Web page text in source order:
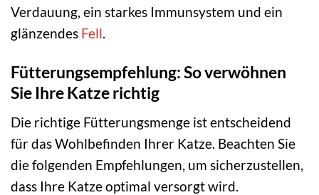
Verdauung, ein starkes Immunsystem und ein
glänzendes Fell.
Fütterungsempfehlung: So verwöhnen
Sie Ihre Katze richtig
Die richtige Fütterungsmenge ist entscheidend
für das Wohlbefinden Ihrer Katze. Beachten Sie
die folgenden Empfehlungen, um sicherzustellen,
dass Ihre Katze optimal versorgt wird.